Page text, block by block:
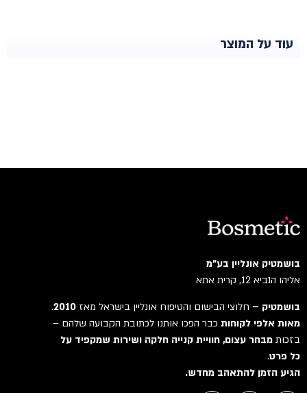
עוד על המוצר
בושמטיק אונליין בע"מ
אליהו הנביא 12, קרית אתא
בושמטיק –חלוצי הבישום והטיפוח אונליין בישראל מאז2010
.
מאות אלפי לקוחותכבר הפכו אותנו לכתובת הקבועה שלהם –
בזכותמבחר עצום, חוויית קנייה חלקה ושירות שמקפיד על
כל פרט.
הגיע הזמן להתאהב מחדש.